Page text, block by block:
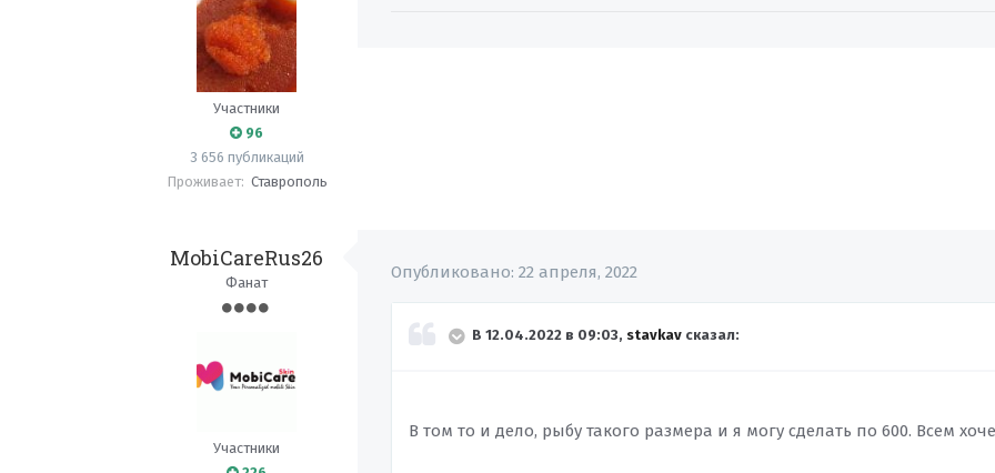
Участники
96
3 656 публикаций
Проживает: Ставрополь
MobiCareRus26
Фанат
Участники
Опубликовано:22 апреля, 2022
В 12.04.2022 в 09:03, stavkav сказал:
В том то и дело, рыбу такого размера и я могу сделать по 600. Всем